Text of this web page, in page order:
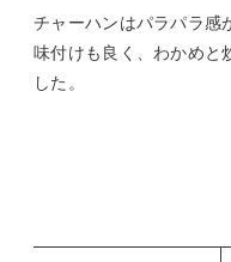
チャーハンはパラパラ感
味付けも良く、わかめと
した。